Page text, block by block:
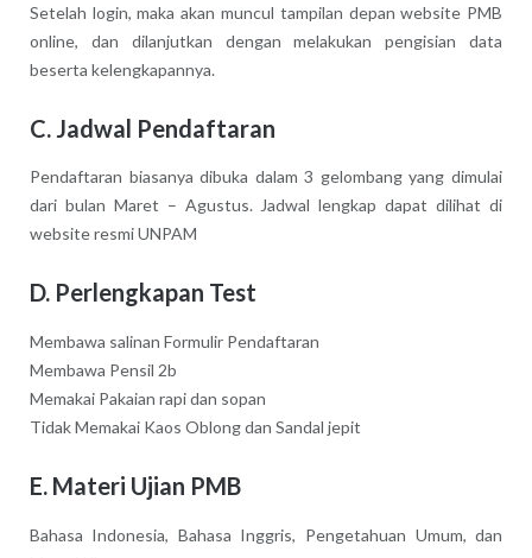
Setelah login, maka akan muncul tampilan depan website PMB
online, dan dilanjutkan dengan melakukan pengisian data
beserta kelengkapannya.
C. Jadwal Pendaftaran
Pendaftaran biasanya dibuka dalam 3 gelombang yang dimulai
dari bulan Maret – Agustus. Jadwal lengkap dapat dilihat di
website resmi UNPAM
D. Perlengkapan Test
Membawa salinan Formulir Pendaftaran
Membawa Pensil 2b
Memakai Pakaian rapi dan sopan
Tidak Memakai Kaos Oblong dan Sandal jepit
E. Materi Ujian PMB
Bahasa Indonesia, Bahasa Inggris, Pengetahuan Umum, dan